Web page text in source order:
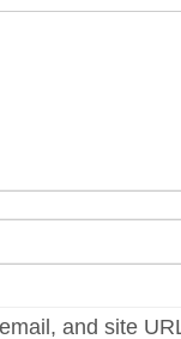
and site